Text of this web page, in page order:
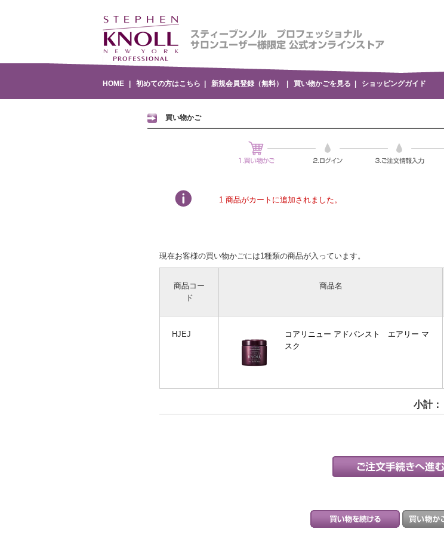
HOME 初めての方はこちら 新規会員登録（無料） 買い物かごを見る ショッピングガイド
買い物かご
1 商品がカートに追加されました。
現在お客様の買い物かごには1種類の商品が入っています。
商品コー
ド
商品名
HJEJ
コアリニュー アドバンスト エアリー マ
スク
小計：